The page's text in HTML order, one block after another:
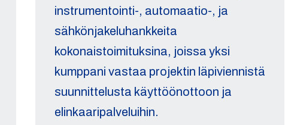
instrumentointi-, automaatio-, ja
sähkönjakeluhankkeita
kokonaistoimituksina, joissa yksi
kumppani vastaa projektin läpiviennistä
suunnittelusta käyttöönottoon ja
elinkaaripalveluihin.